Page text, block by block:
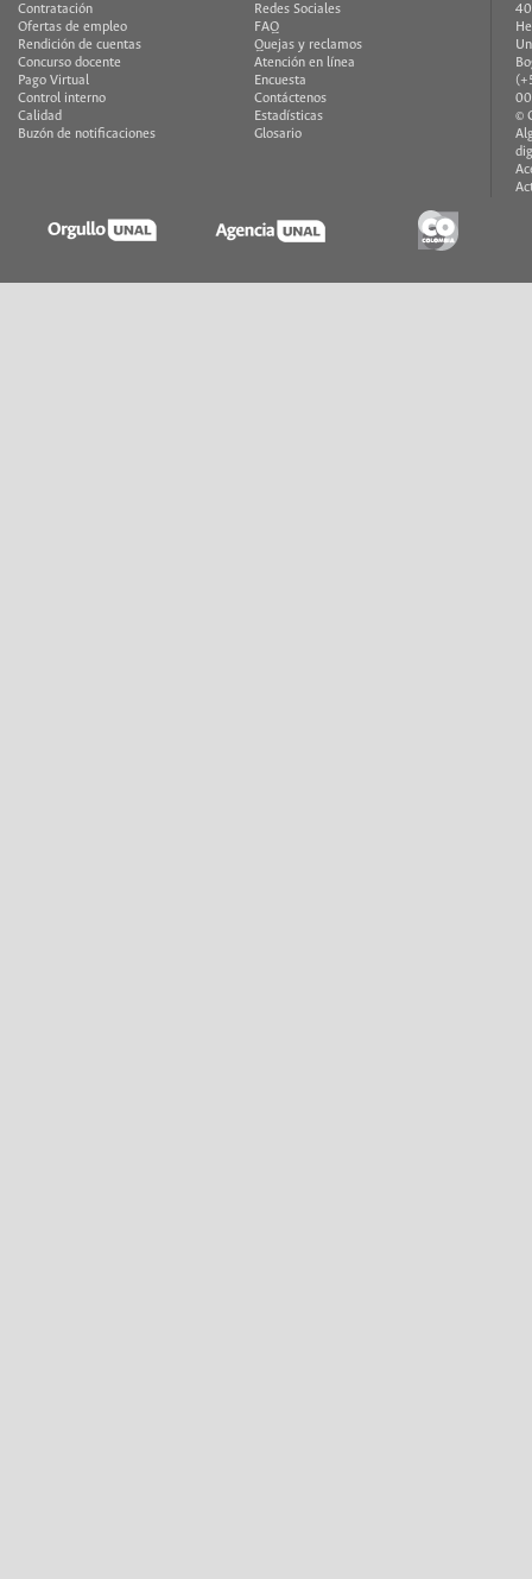
Contratación
Ofertas de empleo
Rendición de cuentas
Concurso docente
Pago Virtual
Control interno
Calidad
Buzón de notificaciones
Redes Sociales
FAQ
Quejas y reclamos
Atención en línea
Encuesta
Contáctenos
Estadísticas
Glosario
©